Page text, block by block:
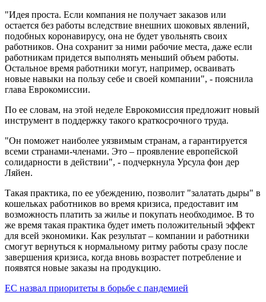
"Идея проста. Если компания не получает заказов или
остается без работы вследствие внешних шоковых явлений,
подобных коронавирусу, она не будет увольнять своих
работников. Она сохранит за ними рабочие места, даже если
работникам придется выполнять меньший объем работы.
Остальное время работники могут, например, осваивать
новые навыки на пользу себе и своей компании", - пояснила
глава Еврокомиссии.
По ее словам, на этой неделе Еврокомиссия предложит новый
инструмент в поддержку такого краткосрочного труда.
"Он поможет наиболее уязвимым странам, а гарантируется
всеми странами-членами. Это – проявление европейской
солидарности в действии", - подчеркнула Урсула фон дер
Ляйен.
Такая практика, по ее убеждению, позволит "залатать дыры" в
кошельках работников во время кризиса, предоставит им
возможность платить за жилье и покупать необходимое. В то
же время такая практика будет иметь положительный эффект
для всей экономики. Как результат – компании и работники
смогут вернуться к нормальному ритму работы сразу после
завершения кризиса, когда вновь возрастет потребление и
появятся новые заказы на продукцию.
ЕС назвал приоритеты в борьбе с пандемией